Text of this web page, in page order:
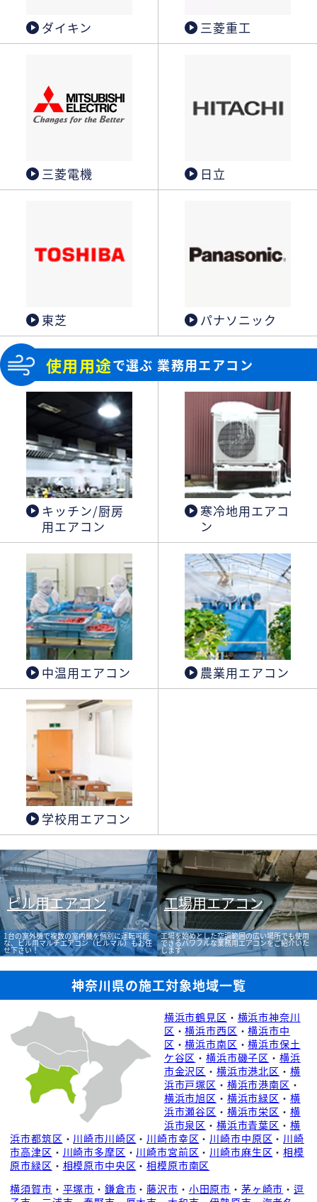
ダイキン 三菱重工
三菱電機 日立
東芝 パナソニック
使用用途で選ぶ 業務用エアコン
キッチン/厨房
用エアコン
寒冷地用エアコ
ン
中温用エアコン 農業用エアコン
学校用エアコン
ビル用エアコン
1台の室外機で複数の室内機を個別に運転可能
な、ビル用マルチエアコン（ビルマル）もお任
せ下さい！
工場用エアコン
工場を始めとした空調範囲の広い場所でも使用
できるパワフルな業務用エアコンをご紹介いた
します
神奈川県の施工対象地域一覧
横浜市鶴見区 ・ 横浜市神奈川
区 ・横浜市西区 ・横浜市中
区 ・横浜市南区 ・横浜市保土
ケ谷区 ・横浜市磯子区 ・ 横浜
市金沢区 ・ 横浜市港北区 ・ 横
浜市戸塚区 ・ 横浜市港南区 ・
横浜市旭区 ・ 横浜市緑区 ・ 横
浜市瀬谷区 ・ 横浜市栄区 ・ 横
浜市泉区 ・ 横浜市青葉区 ・ 横
浜市都筑区 ・ 川崎市川崎区 ・ 川崎市幸区 ・ 川崎市中原区 ・ 川崎
市高津区 ・ 川崎市多摩区 ・ 川崎市宮前区 ・ 川崎市麻生区 ・相模
原市緑区 ・ 相模原市中央区 ・相模原市南区
横須賀市 ・ 平塚市 ・ 鎌倉市 ・藤沢市 ・ 小田原市 ・ 茅ヶ崎市 ・逗